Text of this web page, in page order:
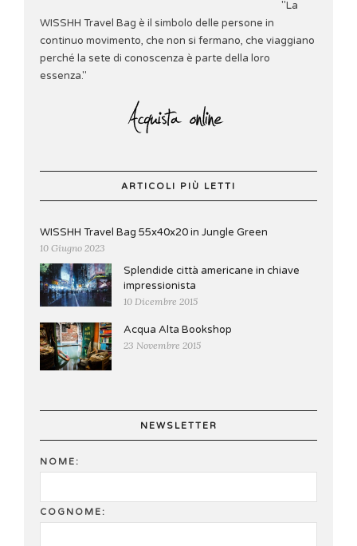
"La
WISSHH Travel Bag è il simbolo delle persone in
continuo movimento, che non si fermano, che viaggiano
perché la sete di conoscenza è parte della loro
essenza."
ARTICOLI PIÙ LETTI
WISSHH Travel Bag 55x40x20 in Jungle Green
10 Giugno 2023
Splendide città americane in chiave
impressionista
10 Dicembre 2015
Acqua Alta Bookshop
23 Novembre 2015
NEWSLETTER
NOME:
COGNOME: